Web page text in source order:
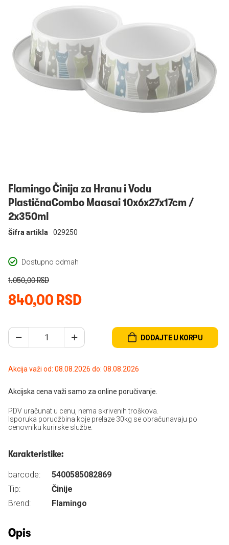
Prijavi se
Flamingo Činija za Hranu i Vodu
PlastičnaCombo Maasai 10x6x27x17cm /
2x350ml
Dostupno odmah
Šifra artikla 029250
840,00 RSD
1.050,00 RSD
DODAJTE U KORPU
Akcija važi od: 08.08.2026 do: 08.08.2026
Akcijska cena važi samo za online poručivanje.
PDV uračunat u cenu, nema skrivenih troškova.
Isporuka porudžbina koje prelaze 30kg se obračunavaju po
cenovniku kurirske službe.
Karakteristike:
barcode:
5400585082869
Tip:
Činije
Brend:
Flamingo
Opis